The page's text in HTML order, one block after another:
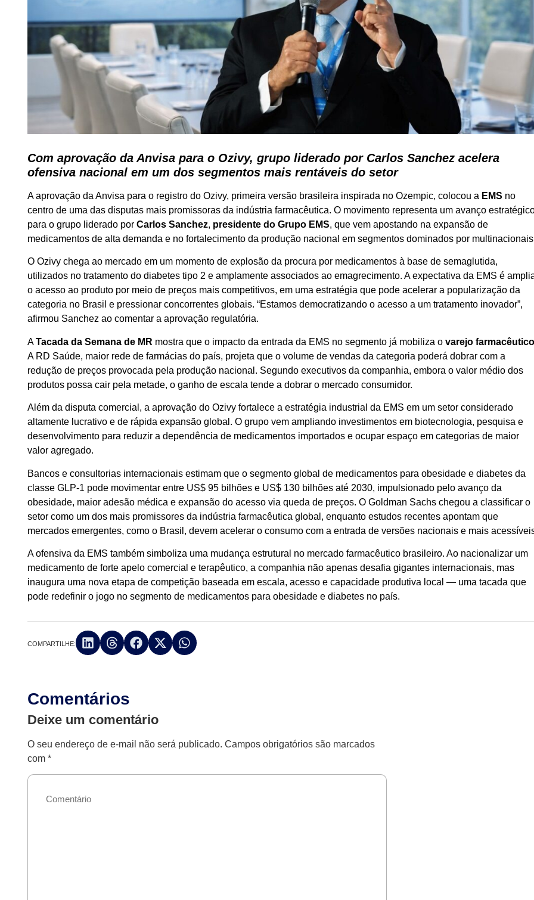
Com aprovação da Anvisa para o Ozivy, grupo liderado por Carlos Sanchez acelera
ofensiva nacional em um dos segmentos mais rentáveis do setor
A aprovação da Anvisa para o registro do Ozivy, primeira versão brasileira inspirada no Ozempic, colocou a EMS no
centro de uma das disputas mais promissoras da indústria farmacêutica. O movimento representa um avanço
para o grupo liderado porCarlos Sanchez, presidente do Grupo EMS, que vem apostando na expansão de
medicamentos de alta demanda e no fortalecimento da produção nacional em segmentos dominados por
O Ozivy chega ao mercado em um momento de explosão da procura por medicamentos à base de semaglutida,
utilizados no tratamento do diabetes tipo 2 e amplamente associados ao emagrecimento. A expectativa da EMS é
o acesso ao produto por meio de preços mais competitivos, em uma estratégia que pode acelerar a popularização da
categoria no Brasil e pressionar concorrentes globais. “Estamos democratizando o acesso a um tratamento inovador”,
afirmou Sanchez ao comentar a aprovação regulatória.
ATacada da Semana de MR mostra que o impacto da entrada da EMS no segmento já mobiliza ovarejo farmacêutico
A RD Saúde, maior rede de farmácias do país, projeta que o volume de vendas da categoria poderá dobrar com a
redução de preços provocada pela produção nacional. Segundo executivos da companhia, embora o valor médio dos
produtos possa cair pela metade, o ganho de escala tende a dobrar o mercado consumidor.
Além da disputa comercial, a aprovação do Ozivy fortalece a estratégia industrial da EMS em um setor considerado
altamente lucrativo e de rápida expansão global. O grupo vem ampliando investimentos em biotecnologia, pesquisa e
desenvolvimento para reduzir a dependência de medicamentos importados e ocupar espaço em categorias de maior
valor agregado.
Bancos e consultorias internacionais estimam que o segmento global de medicamentos para obesidade e diabetes da
classe GLP-1 pode movimentar entre US$ 95 bilhões e US$ 130 bilhões até 2030, impulsionado pelo avanço da
obesidade, maior adesão médica e expansão do acesso via queda de preços. O Goldman Sachs chegou a classificar o
setor como um dos mais promissores da indústria farmacêutica global, enquanto estudos recentes apontam que
mercados emergentes, como o Brasil, devem acelerar o consumo com a entrada de versões nacionais e mais
A ofensiva da EMS também simboliza uma mudança estrutural no mercado farmacêutico brasileiro. Ao nacionalizar um
medicamento de forte apelo comercial e terapêutico, a companhia não apenas desafia gigantes internacionais, mas
inaugura uma nova etapa de competição baseada em escala, acesso e capacidade produtiva local — uma tacada que
pode redefinir o jogo no segmento de medicamentos para obesidade e diabetes no país.
COMPARTILHE:
Comentários
Deixe um comentário
O seu endereço de e-mail não será publicado. Campos obrigatórios são marcados
com*